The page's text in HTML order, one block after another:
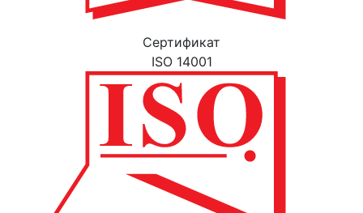
Cертификат
ISO 14001